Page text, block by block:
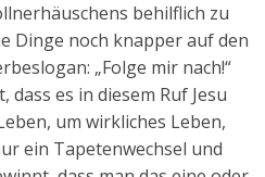
behilflich zu
Dinge noch knapper auf den
„Folge mir nach!“
es in diesem Ruf Jesu
um wirkliches Leben,
ein Tapetenwechsel und